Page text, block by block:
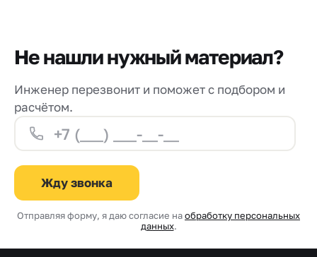
Калькуляторы
Контакты
8
800
550-
03-
50
Не нашли нужный материал?
Инженер перезвонит и поможет с подбором и
расчётом.
Жду звонка
Отправляя форму, я даю согласие наобработку персональных
данных.